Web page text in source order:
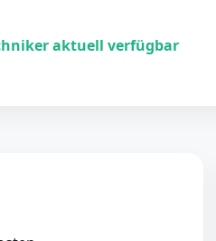
aktuell verfügbar